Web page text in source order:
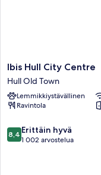
Ibis
Hull
City
Centre
Hull
Town
Ibis Hull City Centre
Hull Old Town
Lemmikkiystävällinen
Ravintola
8.4
kautta
8,4 Erittäin hyvä
1 002 arvostelua